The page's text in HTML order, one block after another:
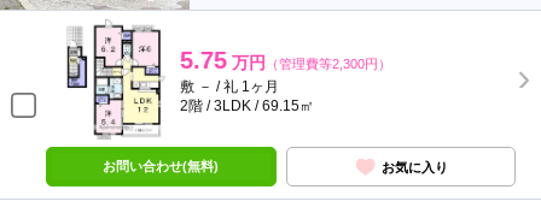
5.75 万円 （管理費等2,300円）
敷 － / 礼 1ヶ月
2階 / 3LDK / 69.15㎡
お問い合わせ(無料) お気に入り